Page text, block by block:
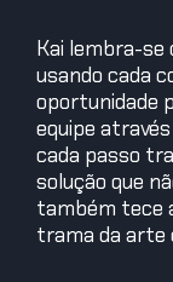
Kai lembra-se
usando cada
oportunidade
equipe
cada passo
solução que
também tece
trama da arte